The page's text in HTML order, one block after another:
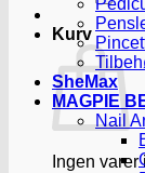
Kurv
Ingen
SheMax
MAGPIE
Nail